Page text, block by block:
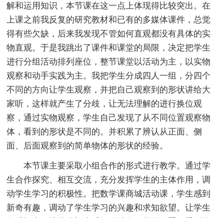
解和运用知识，本节课在这一点上体现得比较突出。在
上课之前我反复的研究教材和已有的多媒体课件，总觉
得有些欠缺，后来我发现不管如何直观都没有具体的实
物直观。于是我跳出了课件和课堂的局限，决定把学生
进行分组活动排列座位，整节课堂以活动为主，以实物
观察和动手实践为主。我把学生分成四人一组，分四个
不同的方向让学生观察，并把自己观察到的形状讲给大
家听，这样就产生了分歧，让无法理解的进行换位观
察，通过实物观察，学生自己发现了从不同位置观察物
体，看到的形状是不同的。并积累了辨认从正面、侧
面、后面观察到的简单物体的形状的经验。
本节课主要采取小组合作的形式进行教学。通过学
生合作探究、相互交流，充分发挥学生的主体作用，调
动学生学习的积极性。把数学课商城活动课，学生感到
新奇有趣，调动了学生学习的兴趣和求知欲望。让学生